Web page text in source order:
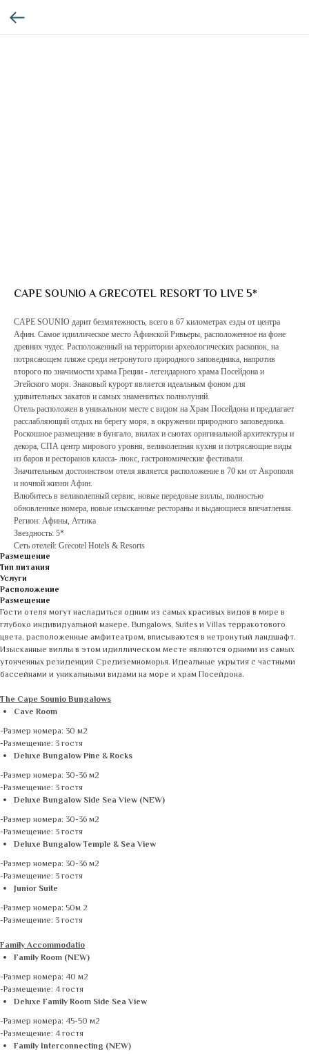
CAPE SOUNIO A GRECOTEL RESORT TO LIVE 5*
CAPE SOUNIO дарит безмятежность, всего в 67 километрах езды от центра
Афин. Самое идиллическое место Афинской Ривьеры, расположенное на фоне
древних чудес. Расположенный на территории археологических раскопок, на
потрясающем пляже среди нетронутого природного заповедника, напротив
второго по значимости храма Греции - легендарного храма Посейдона и
Эгейского моря. Знаковый курорт является идеальным фоном для
удивительных закатов и самых знаменитых полнолуний.
Отель расположен в уникальном месте с видом на Храм Посейдона и предлагает
расслабляющий отдых на берегу моря, в окружении природного заповедника.
Роскошное размещение в бунгало, виллах и сьютах оригинальной архитектуры и
декора, СПА центр мирового уровня, великолепная кухня и потрясающие виды
из баров и ресторанов класса- люкс, гастрономические фестивали.
Значительным достоинством отеля является расположение в 70 км от Акрополя
и ночной жизни Афин.
Влюбитесь в великолепный сервис, новые передовые виллы, полностью
обновленные номера, новые изысканные рестораны и выдающиеся впечатления.
Регион: Афины, Аттика
Звездность: 5*
Сеть отелей: Grecotel Hotels & Resorts
Размещение
Тип питания
Услуги
Расположение
Размещение
Гости отеля могут насладиться одним из самых красивых видов в мире в
глубоко индивидуальной манере. Bungalows, Suites и Villas терракотового
цвета, расположенные амфитеатром, вписываются в нетронутый ландшафт.
Изысканные виллы в этом идиллическом месте являются одними из самых
утонченных резиденций Средиземноморья. Идеальные укрытия с частными
бассейнами и уникальными видами на море и храм Посейдона.
The Cape Sounio Bungalows
Cave Room
-Размер номера: 30 м2
-Размещение: 3 гостя
Deluxe Bungalow Pine & Rocks
-Размер номера: 30-36 м2
-Размещение: 3 гостя
Deluxe Bungalow Side Sea View (NEW)
-Размер номера: 30-36 м2
-Размещение: 3 гостя
Deluxe Bungalow Temple & Sea View
-Размер номера: 30-36 м2
-Размещение: 3 гостя
Junior Suite
-Размер номера: 50м 2
-Размещение: 3 гостя
Family Accommodatio
Family Room (NEW)
-Размер номера: 40 м2
-Размещение: 4 гостя
Deluxe Family Room Side Sea View
-Размер номера: 45-50 м2
-Размещение: 4 гостя
Family Interconnecting (NEW)